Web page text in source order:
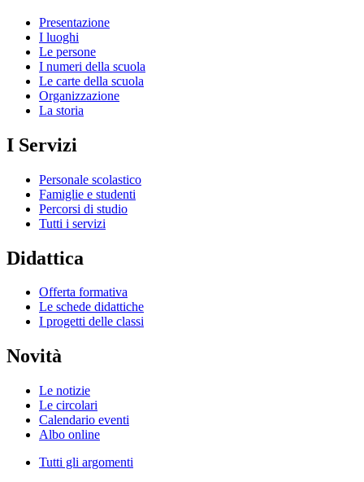
Presentazione
I luoghi
Le persone
I numeri della scuola
Le carte della scuola
Organizzazione
La storia
I Servizi
Personale scolastico
Famiglie e studenti
Percorsi di studio
Tutti i servizi
Didattica
Offerta formativa
Le schede didattiche
I progetti delle classi
Novità
Le notizie
Le circolari
Calendario eventi
Albo online
Tutti gli argomenti